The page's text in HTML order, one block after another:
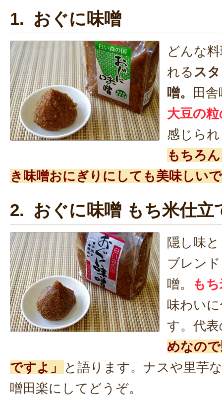
1. おぐに味噌
どんな
れるス
噌。
田
大豆の
感じら
もちろ
き味噌おにぎりにしても美味しい
2. おぐに味噌 もち米仕立
隠し味
ブレン
噌。
も
味わい
す。代
めなの
ですよ」
と語ります。ナスや里芋
噌田楽にしてどうぞ。